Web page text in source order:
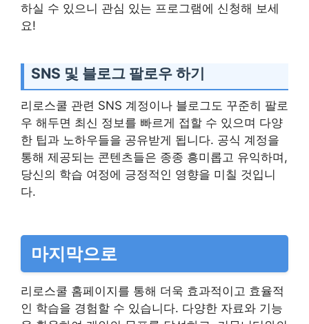
하실 수 있으니 관심 있는 프로그램에 신청해 보세
요!
SNS 및 블로그 팔로우 하기
리로스쿨 관련 SNS 계정이나 블로그도 꾸준히 팔로
우 해두면 최신 정보를 빠르게 접할 수 있으며 다양
한 팁과 노하우들을 공유받게 됩니다. 공식 계정을
통해 제공되는 콘텐츠들은 종종 흥미롭고 유익하며,
당신의 학습 여정에 긍정적인 영향을 미칠 것입니
다.
마지막으로
리로스쿨 홈페이지를 통해 더욱 효과적이고 효율적
인 학습을 경험할 수 있습니다. 다양한 자료와 기능